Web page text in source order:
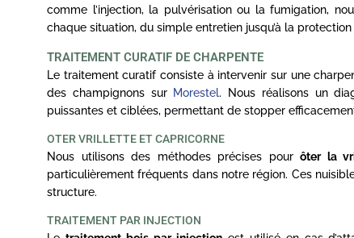
comme l’injection, la pulvérisation ou la fumigation,
chaque situation, du simple entretien jusqu’à la
TRAITEMENT CURATIF DE CHARPENTE
Le traitement curatif consiste à intervenir sur une
des champignons sur Morestel. Nous réalisons un
puissantes et ciblées, permettant de stopper
OTER VRILLETTE ET CAPRICORNE
Nous utilisons des méthodes précises pourôter la
particulièrement fréquents dans notre région. Ces
structure.
TRAITEMENT PAR INJECTION